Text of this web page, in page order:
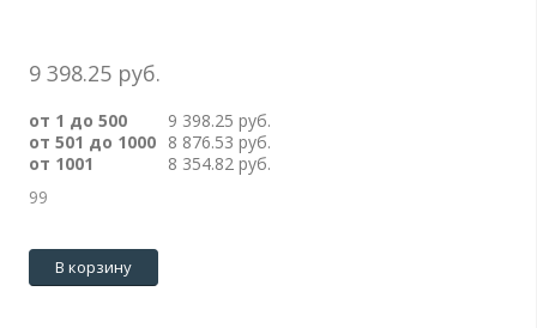
9 398.25 руб.
от 1 до 500
9 398.25 руб.
от 501 до 1000 8 876.53 руб.
от 1001
8 354.82 руб.
99
В корзину